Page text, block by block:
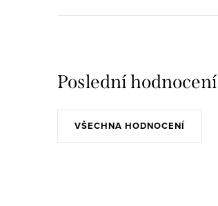
Poslední hodnocení
VŠECHNA HODNOCENÍ